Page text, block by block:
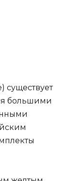
существует
большими